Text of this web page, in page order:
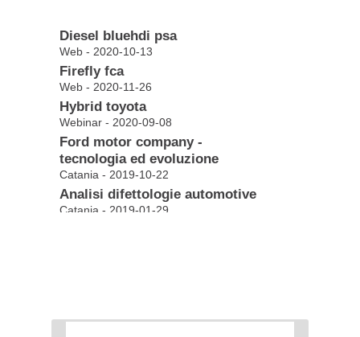
Diesel bluehdi psa
Web - 2020-10-13
Firefly fca
Web - 2020-11-26
Hybrid toyota
Webinar - 2020-09-08
Ford motor company -
tecnologia ed evoluzione
Catania - 2019-10-22
Analisi difettologie automotive
Catania - 2019-01-29